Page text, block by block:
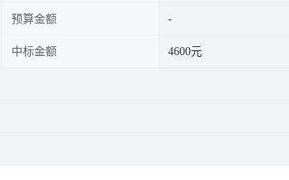
预算金额
中标金额 4600元